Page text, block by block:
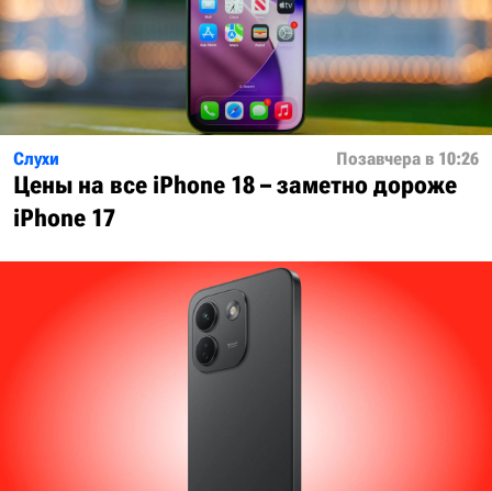
Слухи Позавчера в 10:26
Цены на все iPhone 18 – заметно дороже
iPhone 17